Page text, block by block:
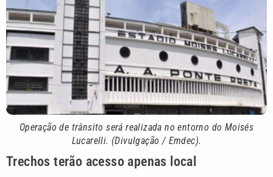
Operação de trânsito será realizada no entorno do Moisés
Lucarelli. (Divulgação / Emdec).
Trechos terão acesso apenas local